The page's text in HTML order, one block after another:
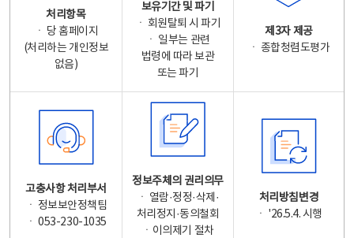
처리항목
ㆍ 당 홈페이지
(처리하는 개인정보
없음)
보유기간 및 파기
ㆍ 회원탈퇴 시 파기
ㆍ 일부는 관련
법령에 따라 보관
또는 파기
제3자 제공
ㆍ 종합청렴도평가
고충사항 처리부서
ㆍ 정보보안정책팀
ㆍ 053-230-1035
정보주체의 권리의무
ㆍ 열람·정정·삭제·
처리정지·동의철회
ㆍ이의제기 절차
처리방침변경
ㆍ '26.5.4. 시행